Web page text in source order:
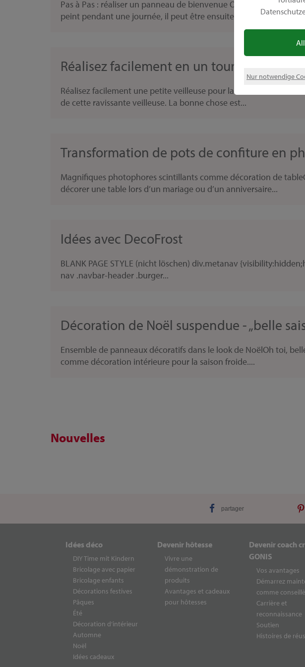
Nur notwendige
Pas à Pas : réaliser un panneau de bienvenue OutdoorDecor est
peint pendant une journée, il peut être ensuite...
Réalisez facilement en un tour de main
Réalisez facilement une petite veilleuse pour la chambre
de cette ravissante veilleuse. La bonne chose est...
Transformation de pots de confiture en
Magnifiques photophores scintillants comme décoration de
décorer une table lors d’un mariage ou d’un anniversaire...
Idées avec DecoFrost
BLANK PAGE STYLE (nicht löschen) div.metanav
nav .navbar-header .burger...
Décoration de Noël suspendue - „belle
Ensemble de panneaux décoratifs dans le look de NoëlOh toi,
comme décoration intérieure pour la saison froide....
Nouvelles
partager
Idées déco
DIY Time mit Kindern
Bricolage avec papier
Bricolage enfants
Décorations festives
Pâques
Été
Décoration d‘intérieur
Automne
Noël
Idées cadeaux
Devenir hôtesse
Vivre une
démonstration de
produits
Avantages et cadeaux
pour hôtesses
Devenir coach
GONIS
Vos avantages
Démarrez
comme
Carrière et
reconnaissance
Soutien
Histoires de